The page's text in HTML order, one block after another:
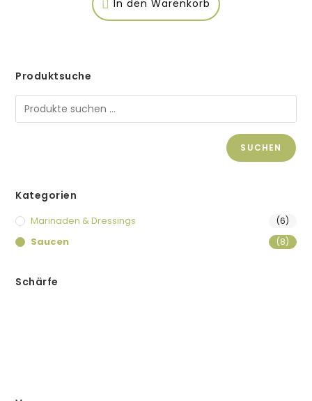
In den Warenkorb
Produktsuche
SUCHEN
Kategorien
Marinaden & Dressings (6)
Saucen (8)
Schärfe